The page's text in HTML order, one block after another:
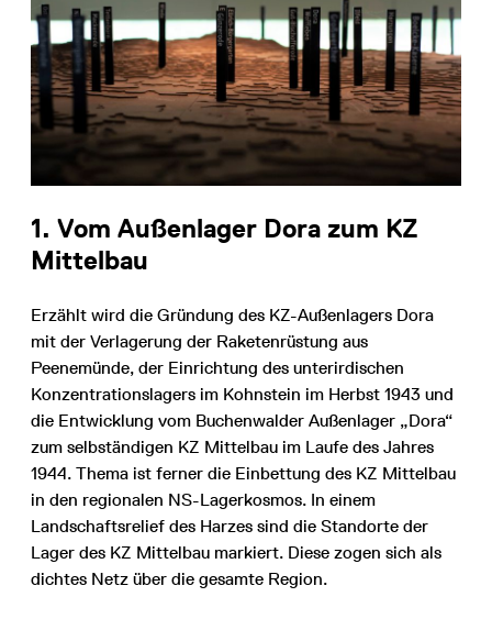
1. Vom Außenlager Dora zum KZ
Mittelbau
Erzählt wird die Gründung des KZ-Außenlagers Dora
mit der Verlagerung der Raketenrüstung aus
Peenemünde, der Einrichtung des unterirdischen
Konzentrationslagers im Kohnstein im Herbst 1943 und
die Entwicklung vom Buchenwalder Außenlager „Dora“
zum selbständigen KZ Mittelbau im Laufe des Jahres
1944. Thema ist ferner die Einbettung des KZ Mittelbau
in den regionalen NS-Lagerkosmos. In einem
Landschaftsrelief des Harzes sind die Standorte der
Lager des KZ Mittelbau markiert. Diese zogen sich als
dichtes Netz über die gesamte Region.